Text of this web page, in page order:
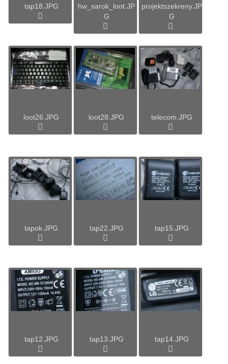
tap18.JPG
hw_sarok_loot.JP
G
projektszekreny.JP
G
loot26.JPG loot28.JPG telecom.JPG
tapok.JPG tap22.JPG tap15.JPG
tap12.JPG tap13.JPG tap14.JPG